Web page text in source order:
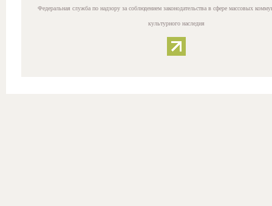
Федеральная служба по надзору за соблюдением законодательства в сфере массовых
культурного наследия